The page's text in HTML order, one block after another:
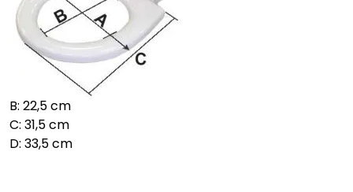
B: 22,5 cm
C: 31,5 cm
D: 33,5 cm